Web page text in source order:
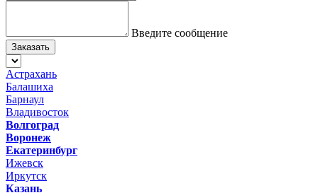
Введите сообщение
Заказать
Астрахань
Балашиха
Барнаул
Владивосток
Волгоград
Воронеж
Екатеринбург
Ижевск
Иркутск
Казань